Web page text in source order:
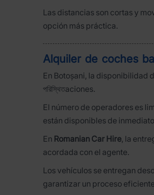
Las distancias son cortas y
opción más práctica.
Alquiler de coches
En Botoșani, la disponibilidad
পরিস্থিতaciones.
El número de operadores es
están disponibles de
En Romanian Car Hire, la
acordada con el agente.
Los vehículos se entregan
garantizar un proceso